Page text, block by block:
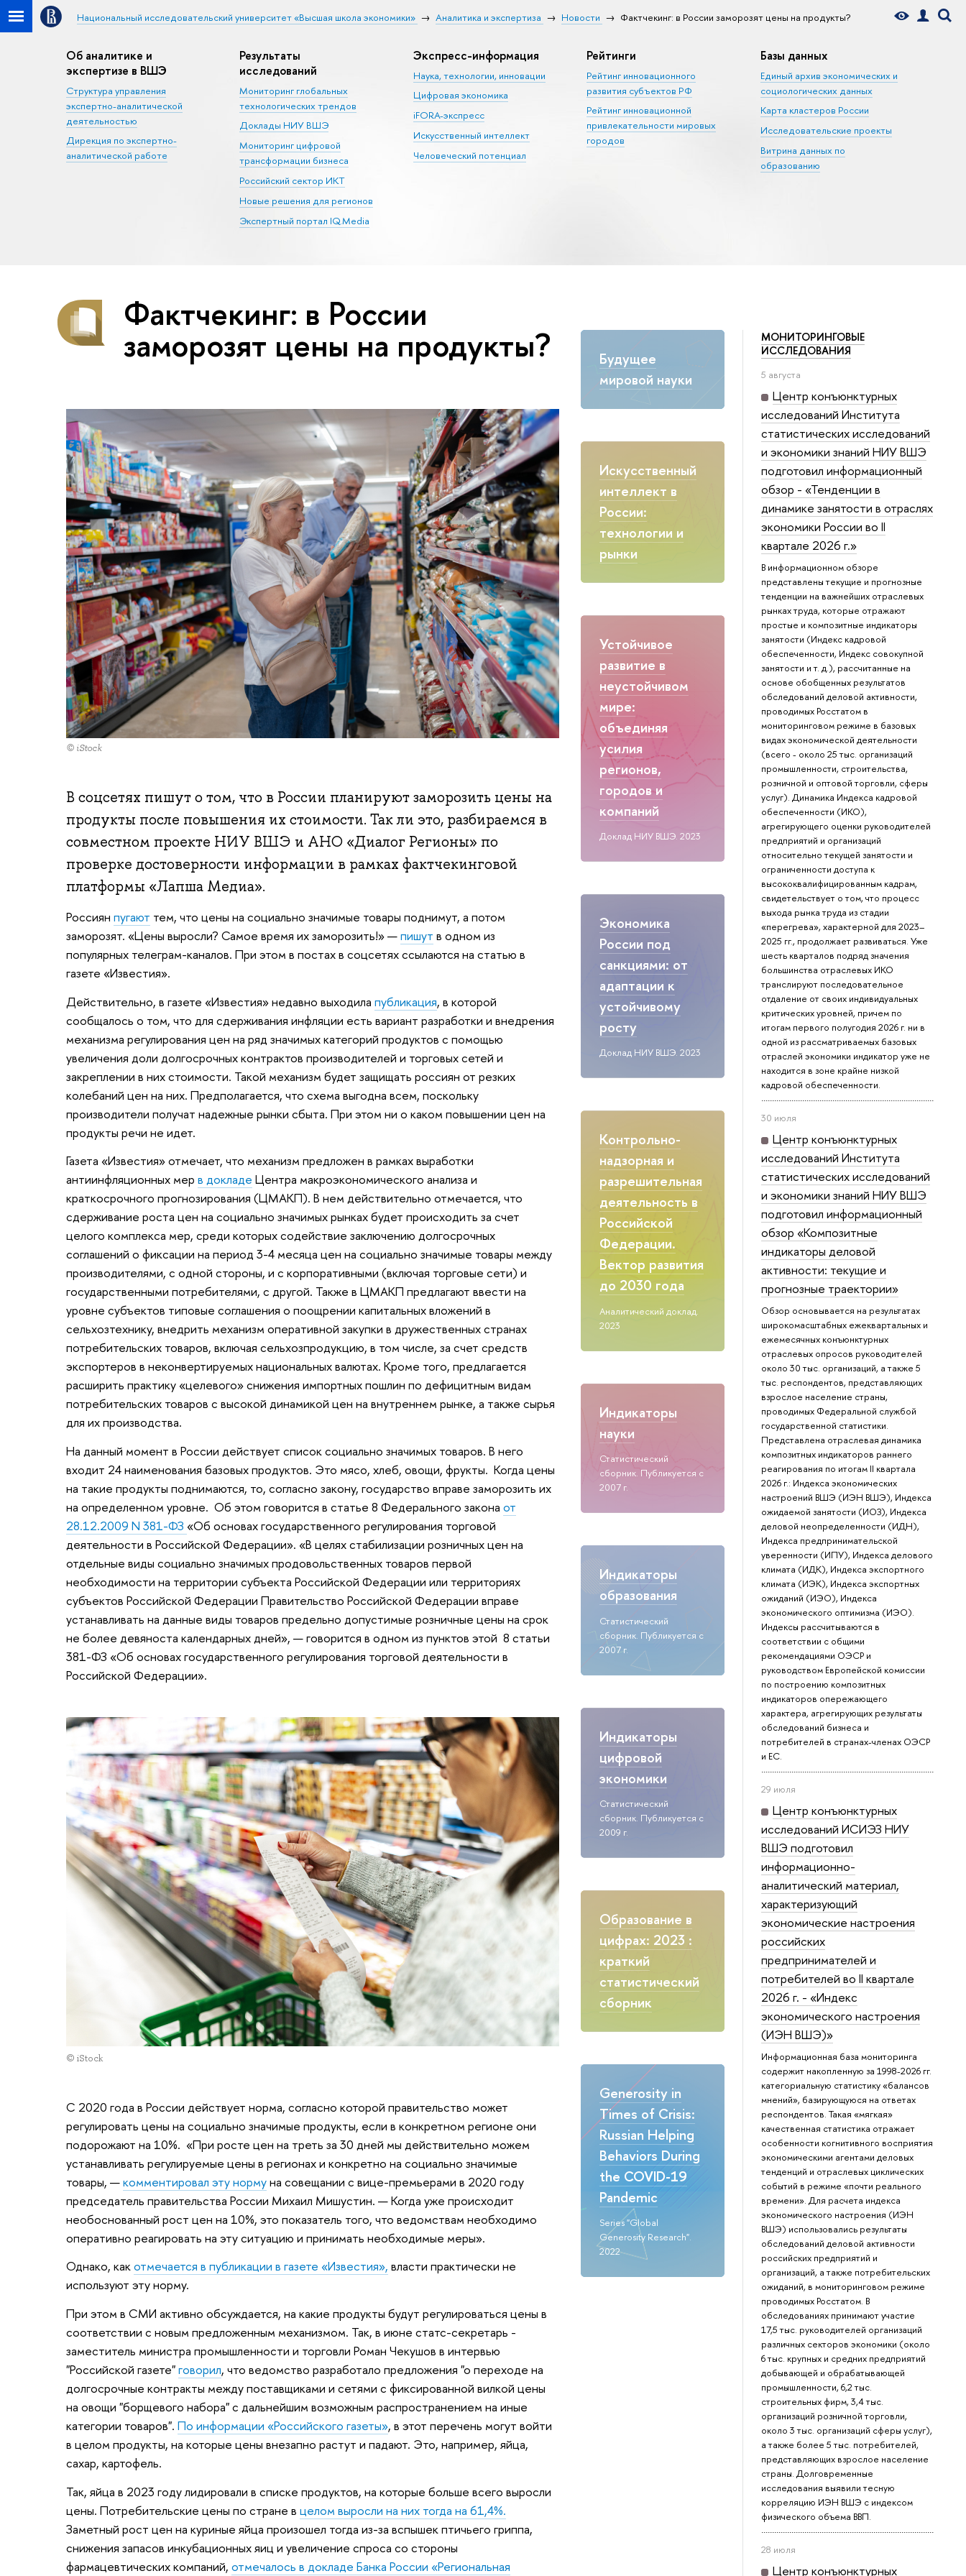
Национальный исследовательский университет «Высшая школа экономики» Аналитика и экспертиза Новости Фактчекинг: в России заморозят цены на продукты?
Об аналитике и
экспертизе в ВШЭ
Структура управления
экспертно-аналитической
деятельностью
Дирекция по экспертно-
аналитической работе
Результаты
исследований
Мониторинг глобальных
технологических трендов
Доклады НИУ ВШЭ
Мониторинг цифровой
трансформации бизнеса
Российский сектор ИКТ
Новые решения для регионов
Экспертный портал IQ.Media
Экспресс-информация
Наука, технологии, инновации
Цифровая экономика
iFORA-экспресс
Искусственный интеллект
Человеческий потенциал
Рейтинги
Рейтинг инновационного
развития субъектов РФ
Рейтинг инновационной
привлекательности мировых
городов
Базы данных
Единый архив экономических и
социологических данных
Карта кластеров России
Исследовательские проекты
Витрина данных по
образованию
Будущее
мировой науки
Искусственный
интеллект в
России:
технологии и
рынки
Устойчивое
развитие в
неустойчивом
мире:
объединяя
усилия
регионов,
городов и
компаний
Доклад НИУ ВШЭ. 2023
Экономика
России под
санкциями: от
адаптации к
устойчивому
росту
Доклад НИУ ВШЭ. 2023
Контрольно-
надзорная и
разрешительная
деятельность в
Российской
Федерации.
Вектор развития
до 2030 года
Аналитический доклад.
2023
Индикаторы
науки
Статистический
сборник. Публикуется с
2007 г.
Индикаторы
образования
Статистический
сборник. Публикуется с
2007 г.
Индикаторы
цифровой
экономики
Статистический
сборник. Публикуется с
2009 г.
Образование в
цифрах: 2023 :
краткий
статистический
сборник
Generosity in
Times of Crisis:
Russian Helping
Behaviors During
the COVID-19
Pandemic
Series "Global
Generosity Research".
2022
МОНИТОРИНГОВЫЕ
ИССЛЕДОВАНИЯ
5 августа
Центр конъюнктурных
исследований Института
статистических исследований
и экономики знаний НИУ ВШЭ
подготовил информационный
обзор - «Тенденции в
динамике занятости в отраслях
экономики России во II
квартале 2026 г.»
В информационном обзоре
представлены текущие и прогнозные
тенденции на важнейших отраслевых
рынках труда, которые отражают
простые и композитные индикаторы
занятости (Индекс кадровой
обеспеченности, Индекс совокупной
занятости и т. д.), рассчитанные на
основе обобщенных результатов
обследований деловой активности,
проводимых Росстатом в
мониторинговом режиме в базовых
видах экономической деятельности
(всего - около 25 тыс. организаций
промышленности, строительства,
розничной и оптовой торговли, сферы
услуг). Динамика Индекса кадровой
обеспеченности (ИКО),
агрегирующего оценки руководителей
предприятий и организаций
относительно текущей занятости и
ограниченности доступа к
высококвалифицированным кадрам,
свидетельствует о том, что процесс
выхода рынка труда из стадии
«перегрева», характерной для 2023–
2025 гг., продолжает развиваться. Уже
шесть кварталов подряд значения
большинства отраслевых ИКО
транслируют последовательное
отдаление от своих индивидуальных
критических уровней, причем по
итогам первого полугодия 2026 г. ни в
одной из рассматриваемых базовых
отраслей экономики индикатор уже не
находится в зоне крайне низкой
кадровой обеспеченности.
30 июля
Центр конъюнктурных
исследований Института
статистических исследований
и экономики знаний НИУ ВШЭ
подготовил информационный
обзор «Композитные
индикаторы деловой
активности: текущие и
прогнозные траектории»
Обзор основывается на результатах
широкомасштабных ежеквартальных и
ежемесячных конъюнктурных
отраслевых опросов руководителей
около 30 тыс. организаций, а также 5
тыс. респондентов, представляющих
взрослое население страны,
проводимых Федеральной службой
государственной статистики.
Представлена отраслевая динамика
композитных индикаторов раннего
реагирования по итогам II квартала
2026 г.: Индекса экономических
настроений ВШЭ (ИЭН ВШЭ), Индекса
ожидаемой занятости (ИОЗ), Индекса
деловой неопределенности (ИДН),
Индекса предпринимательской
уверенности (ИПУ), Индекса делового
климата (ИДК), Индекса экспортного
климата (ИЭК), Индекса экспортных
ожиданий (ИЭО), Индекса
экономического оптимизма (ИЭО).
Индексы рассчитываются в
соответствии с общими
рекомендациями ОЭСР и
руководством Европейской комиссии
по построению композитных
индикаторов опережающего
характера, агрегирующих результаты
обследований бизнеса и
потребителей в странах-членах ОЭСР
и ЕС.
29 июля
Центр конъюнктурных
исследований ИСИЭЗ НИУ
ВШЭ подготовил
информационно-
аналитический материал,
характеризующий
экономические настроения
российских
предпринимателей и
потребителей во II квартале
2026 г. - «Индекс
экономического настроения
(ИЭН ВШЭ)»
Информационная база мониторинга
содержит накопленную за 1998-2026 гг.
категориальную статистику «балансов
мнений», базирующуюся на ответах
респондентов. Такая «мягкая»
качественная статистика отражает
особенности когнитивного восприятия
экономическими агентами деловых
тенденций и отраслевых циклических
событий в режиме «почти реального
времени». Для расчета индекса
экономического настроения (ИЭН
ВШЭ) использовались результаты
обследований деловой активности
российских предприятий и
организаций, а также потребительских
ожиданий, в мониторинговом режиме
проводимых Росстатом. В
обследованиях принимают участие
17,5 тыс. руководителей организаций
различных секторов экономики (около
6 тыс. крупных и средних предприятий
добывающей и обрабатывающей
промышленности, 6,2 тыс.
строительных фирм, 3,4 тыс.
организаций розничной торговли,
около 3 тыс. организаций сферы услуг),
а также более 5 тыс. потребителей,
представляющих взрослое население
страны. Долговременные
исследования выявили тесную
корреляцию ИЭН ВШЭ с индексом
физического объема ВВП.
28 июля
Центр конъюнктурных
Фактчекинг: в России
заморозят цены на продукты?
© iStock
В соцсетях пишут о том, что в России планируют заморозить цены на
продукты после повышения их стоимости. Так ли это, разбираемся в
совместном проекте НИУ ВШЭ и АНО «Диалог Регионы» по
проверке достоверности информации в рамках фактчекинговой
платформы «Лапша Медиа».
Россиян пугают тем, что цены на социально значимые товары поднимут, а потом
заморозят. «Цены выросли? Самое время их заморозить!» —пишут в одном из
популярных телеграм-каналов. При этом в постах в соцсетях ссылаются на статью в
газете «Известия».
Действительно, в газете «Известия» недавно выходила публикация, в которой
сообщалось о том, что для сдерживания инфляции есть вариант разработки и внедрения
механизма регулирования цен на ряд значимых категорий продуктов с помощью
увеличения доли долгосрочных контрактов производителей и торговых сетей и
закреплении в них стоимости. Такой механизм будет защищать россиян от резких
колебаний цен на них. Предполагается, что схема выгодна всем, поскольку
производители получат надежные рынки сбыта. При этом ни о каком повышении цен на
продукты речи не идет.
Газета «Известия» отмечает, что механизм предложен в рамках выработки
антиинфляционных мер в докладе Центра макроэкономического анализа и
краткосрочного прогнозирования (ЦМАКП). В нем действительно отмечается, что
сдерживание роста цен на социально значимых рынках будет происходить за счет
целого комплекса мер, среди которых содействие заключению долгосрочных
соглашений о фиксации на период 3-4 месяца цен на социально значимые товары между
производителями, с одной стороны, и с корпоративными (включая торговые сети) и
государственными потребителями, с другой. Также в ЦМАКП предлагают ввести на
уровне субъектов типовые соглашения о поощрении капитальных вложений в
сельхозтехнику, внедрить механизм оперативной закупки в дружественных странах
потребительских товаров, включая сельхозпродукцию, в том числе, за счет средств
экспортеров в неконвертируемых национальных валютах. Кроме того, предлагается
расширить практику «целевого» снижения импортных пошлин по дефицитным видам
потребительских товаров с высокой динамикой цен на внутреннем рынке, а также сырья
для их производства.
На данный момент в России действует список социально значимых товаров. В него
входит 24 наименования базовых продуктов. Это мясо, хлеб, овощи, фрукты. Когда цены
на такие продукты поднимаются, то, согласно закону, государство вправе заморозить их
на определенном уровне. Об этом говорится в статье 8 Федерального закона от
28.12.2009 N 381-ФЗ «Об основах государственного регулирования торговой
деятельности в Российской Федерации». «В целях стабилизации розничных цен на
отдельные виды социально значимых продовольственных товаров первой
необходимости на территории субъекта Российской Федерации или территориях
субъектов Российской Федерации Правительство Российской Федерации вправе
устанавливать на данные виды товаров предельно допустимые розничные цены на срок
не более девяноста календарных дней», — говорится в одном из пунктов этой 8 статьи
381-ФЗ «Об основах государственного регулирования торговой деятельности в
Российской Федерации».
© iStock
С 2020 года в России действует норма, согласно которой правительство может
регулировать цены на социально значимые продукты, если в конкретном регионе они
подорожают на 10%. «При росте цен на треть за 30 дней мы действительно можем
устанавливать регулируемые цены в регионах и конкретно на социально значимые
товары, —комментировал эту нормуна совещании с вице-премьерами в 2020 году
председатель правительства России Михаил Мишустин. — Когда уже происходит
необоснованный рост цен на 10%, это показатель того, что ведомствам необходимо
оперативно реагировать на эту ситуацию и принимать необходимые меры».
Однако, какотмечается в публикации в газете «Известия», власти практически не
используют эту норму.
При этом в СМИ активно обсуждается, на какие продукты будут регулироваться цены в
соответствии с новым предложенным механизмом. Так, в июне статс-секретарь -
заместитель министра промышленности и торговли Роман Чекушов в интервью
"Российской газете"говорил, что ведомство разработало предложения "о переходе на
долгосрочные контракты между поставщиками и сетями с фиксированной вилкой цены
на овощи "борщевого набора" с дальнейшим возможным распространением на иные
категории товаров". По информации «Российского газеты», в этот перечень могут войти
в целом продукты, на которые цены внезапно растут и падают. Это, например, яйца,
сахар, картофель.
Так, яйца в 2023 году лидировали в списке продуктов, на которые больше всего выросли
цены. Потребительские цены по стране в целом выросли на них тогда на 61,4%.
Заметный рост цен на куриные яйца произошел тогда из-за вспышек птичьего гриппа,
снижения запасов инкубационных яиц и увеличение спроса со стороны
фармацевтических компаний, отмечалось в докладе Банка России «Региональная